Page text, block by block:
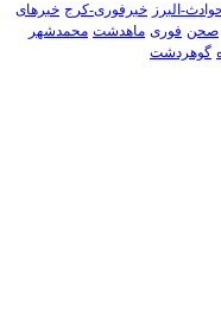
البرز خبرفوری-کرج خبرهای
صحن فوری ماهدشت محمدشهر
گوهردشت